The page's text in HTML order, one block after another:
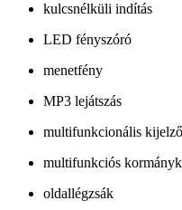
kulcsnélküli indítás
LED fényszóró
menetfény
MP3 lejátszás
multifunkcionális kijelző
multifunkciós
oldallégzsák